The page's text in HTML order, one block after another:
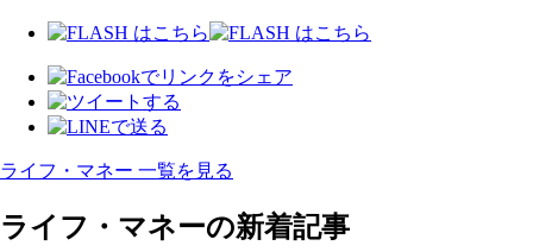
ライフ・マネー 一覧を見る
ライフ・マネーの新着記事